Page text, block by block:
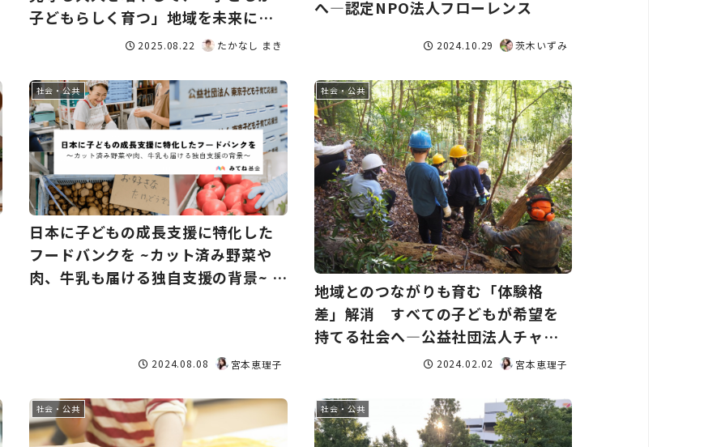
子どもらしく育つ」地域を未来に
──認定NPO法人豊島子ども
2025.08.22 たかなし まき
へ―認定NPO法人フローレンス
2024.10.29 茨木いずみ
社会・公共
日本に子どもの成長支援に特化した
フードバンクを ~カット済み野菜や
肉、牛乳も届ける独自支援の背景~ ―
2024.08.08 宮本恵理子
社会・公共
地域とのつながりも育む「体験格
差」解消 すべての子どもが希望を
持てる社会へ―公益社団法人チャン
ス・フォー・チルドレン
2024.02.02 宮本恵理子
社会・公共 社会・公共